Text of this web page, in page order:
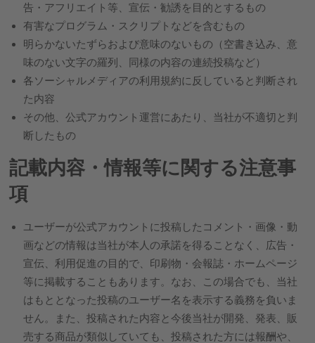
告・アフリエイト等、宣伝・勧誘を目的とするもの
有害なプログラム・スクリプトなどを含むもの
明らかないたずらおよび意味のないもの（空書き込み、意
味のない文字の羅列、同様の内容の連続投稿など）
各ソーシャルメディアの利用規約に反していると判断され
た内容
その他、公式アカウント運営にあたり、当社が不適切と判
断したもの
記載内容・情報等に関する注意事
項
ユーザーが公式アカウントに投稿したコメント・画像・動
画などの情報は当社が本人の承諾を得ることなく、広告・
宣伝、利用促進の目的で、印刷物・会報誌・ホームページ
等に掲載することもあります。なお、この場合でも、当社
はもととなった投稿のユーザー名を表示する義務を負いま
せん。また、投稿された内容と今後当社が開発、発表、販
売する商品が類似していても、投稿された方には報酬や、